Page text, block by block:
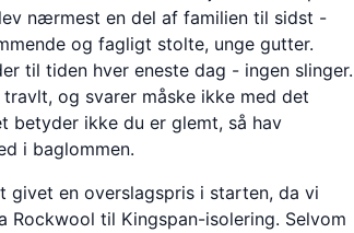
nærmest en del af familien til sidst -
og fagligt stolte, unge gutter.
til tiden hver eneste dag - ingen slinger.
travlt, og svarer måske ikke med det
betyder ikke du er glemt, så hav
i baglommen.
givet en overslagspris i starten, da vi
Rockwool til Kingspan-isolering. Selvom